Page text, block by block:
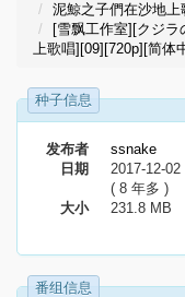
泥鯨之子們在沙地
[雪飘工作室][クジ
上歌唱][09][720p][简体
种子信息
发布者
ssnake
日期
2017-12-
( 8 年多 )
大小
231.8 MB
番组信息